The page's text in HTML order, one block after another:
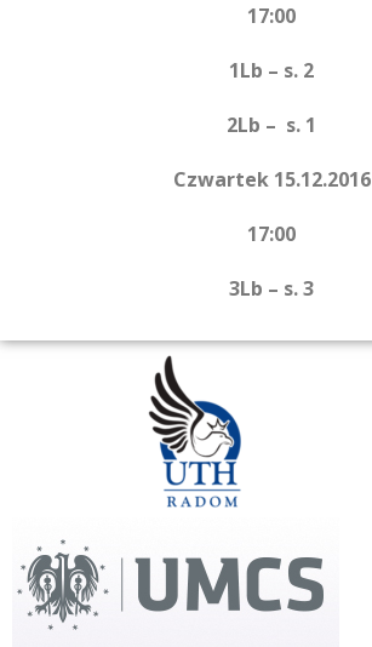
17:00
1Lb – s. 2
2Lb – s. 1
Czwartek 15.12.2016
17:00
3Lb – s. 3